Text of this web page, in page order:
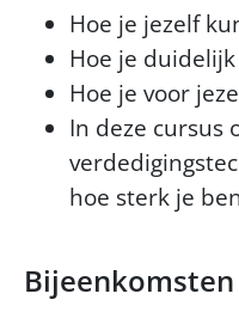
Hoe je jezelf
Hoe je duidelijk
Hoe je voor
In deze cursus
hoe sterk je
Bijeenkomsten